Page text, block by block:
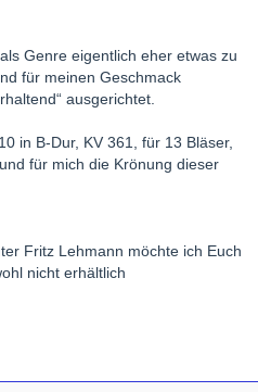
Genre eigentlich eher etwas zu
für meinen Geschmack
ausgerichtet.
in B-Dur, KV 361, für 13 Bläser,
für mich die Krönung dieser
Fritz Lehmann möchte ich Euch
nicht erhältlich